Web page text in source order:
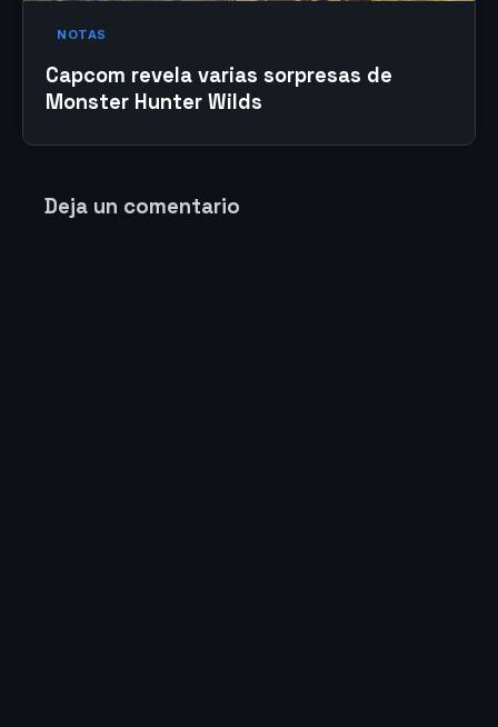
NOTAS
Capcom revela varias sorpresas de
Monster Hunter Wilds
Deja un comentario